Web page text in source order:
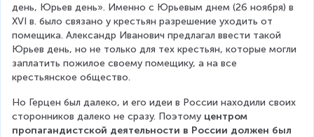
день, Юрьев день». Именно с Юрьевым днем (26 ноября) в
XVI в. было связано у крестьян разрешение уходить от
помещика. Александр Иванович предлагал ввести такой
Юрьев день, но не только для тех крестьян, которые могли
заплатить пожилое своему помещику, а на все
крестьянское общество.
Но Герцен был далеко, и его идеи в России находили своих
сторонников далеко не сразу. Поэтому центром
пропагандистской деятельности в России должен был